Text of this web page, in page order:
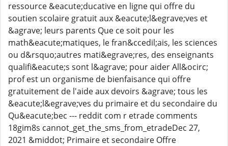
ressource &eacute;ducative en ligne qui offre du
soutien scolaire gratuit aux &eacute;l&egrave;ves et
&agrave; leurs parents Que ce soit pour les
math&eacute;matiques, le fran&ccedil;ais, les sciences
ou d&rsquo;autres mati&egrave;res, des enseignants
qualifi&eacute;s sont l&agrave; pour aider All&ocirc;
prof est un organisme de bienfaisance qui offre
gratuitement de l'aide aux devoirs &agrave; tous les
&eacute;l&egrave;ves du primaire et du secondaire du
Qu&eacute;bec --- reddit com r etrade comments
18gim8s cannot_get_the_sms_from_etradeDec 27,
2021 &middot; Primaire et secondaire Offre